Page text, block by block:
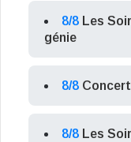
8/8 Les
génie
8/8
8/8 Les